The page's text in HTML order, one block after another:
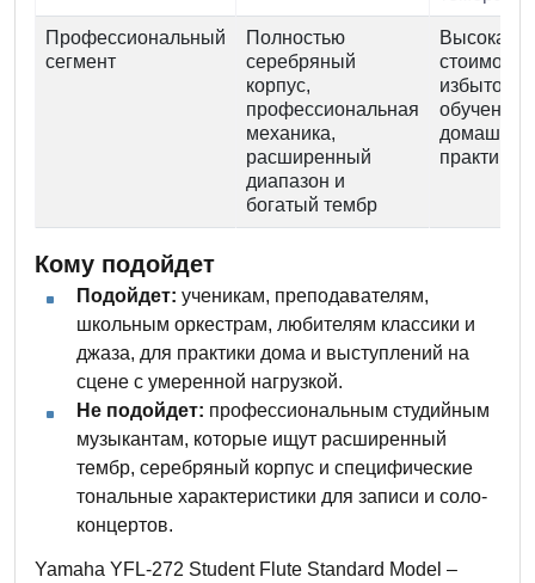
Профессиональный
сегмент
Полностью
серебряный
корпус,
профессиональная
механика,
расширенный
диапазон и
богатый тембр
Высокая
стоимость,
обучения
домашней
практики
Кому подойдет
Подойдет: ученикам, преподавателям,
школьным оркестрам, любителям классики и
джаза, для практики дома и выступлений на
сцене с умеренной нагрузкой.
Не подойдет: профессиональным студийным
музыкантам, которые ищут расширенный
тембр, серебряный корпус и специфические
тональные характеристики для записи и соло-
концертов.
Yamaha YFL-272 Student Flute Standard Model –